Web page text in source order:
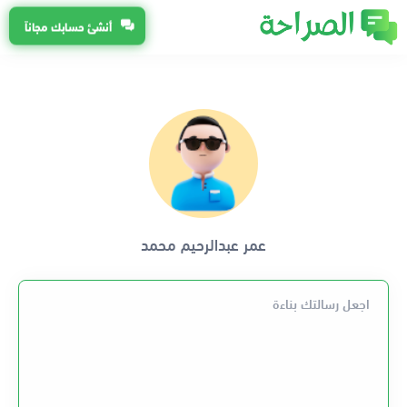
أنشئ حسابك مجاناً
عمر عبدالرحيم محمد